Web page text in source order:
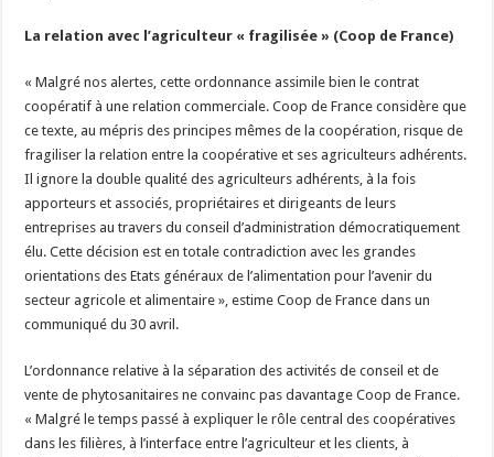
La relation avec l’agriculteur « fragilisée » (Coop de France)
« Malgré nos alertes, cette ordonnance assimile bien le contrat
coopératif à une relation commerciale. Coop de France considère que
ce texte, au mépris des principes mêmes de la coopération, risque de
fragiliser la relation entre la coopérative et ses agriculteurs adhérents.
Il ignore la double qualité des agriculteurs adhérents, à la fois
apporteurs et associés, propriétaires et dirigeants de leurs
entreprises au travers du conseil d’administration démocratiquement
élu. Cette décision est en totale contradiction avec les grandes
orientations des Etats généraux de l’alimentation pour l’avenir du
secteur agricole et alimentaire », estime Coop de France dans un
communiqué du 30 avril.
L’ordonnance relative à la séparation des activités de conseil et de
vente de phytosanitaires ne convainc pas davantage Coop de France.
« Malgré le temps passé à expliquer le rôle central des coopératives
dans les filières, à l’interface entre l’agriculteur et les clients, à